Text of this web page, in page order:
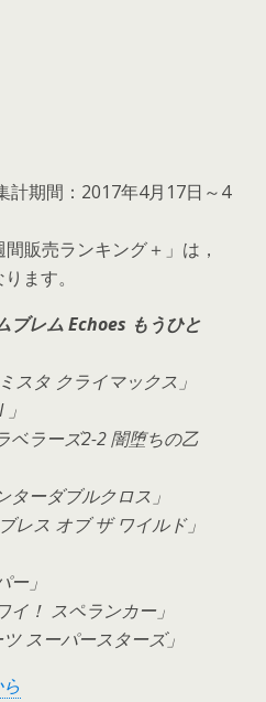
計期間：2017年4月17日～4
販売ランキング＋」は，
ます。
ブレム Echoes もうひと
スタ クライマックス」
ベラーズ2-2 闇堕ちの乙
ーダブルクロス」
レス オブ ザ ワイルド」
」
！ スペランカー」
スーパースターズ」